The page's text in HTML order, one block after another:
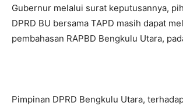
Gubernur melalui surat keputusannya,
DPRD BU bersama TAPD masih dapat
pembahasan RAPBD Bengkulu Utara,
Pimpinan DPRD Bengkulu Utara,